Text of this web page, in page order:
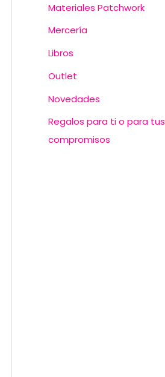
Materiales Patchwork
Mercería
Libros
Outlet
Novedades
Regalos para ti o para tus
compromisos